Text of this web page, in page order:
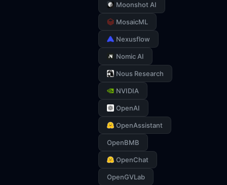
Moonshot AI
MosaicML
Nexusflow
Nomic AI
Nous Research
NVIDIA
OpenAI
OpenAssistant
OpenBMB
OpenChat
OpenGVLab